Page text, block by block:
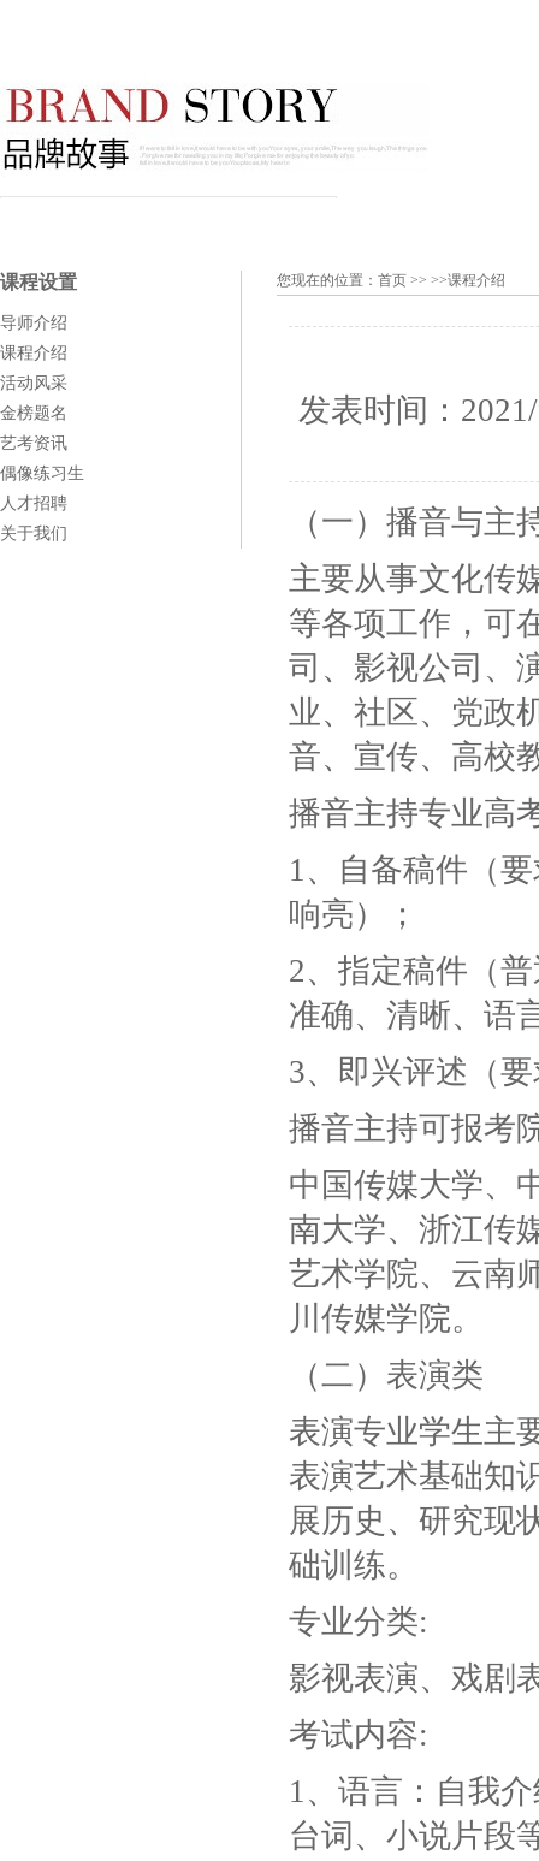
课程设置
导师介绍
课程介绍
活动风采
金榜题名
艺考资讯
偶像练习生
人才招聘
关于我们
您现在的位置： 首页 >> >>课程介绍
发表时间：
（一）播音与主
主要从事文化传
等各项工作，可
司、影视公司、
业、社区、党政
音、宣传、高校
播音主持专业高
1、自备稿件（
响亮）；
2、指定稿件（
准确、清晰、语
3、即兴评述（
播音主持可报考
中国传媒大学、
南大学、浙江传
艺术学院、云南
川传媒学院。
（二）表演类
表演专业学生主
表演艺术基础知
展历史、研究现
础训练。
专业分类:
影视表演、戏剧
考试内容:
1、语言：自我
台词、小说片段